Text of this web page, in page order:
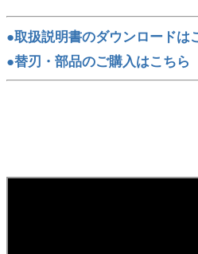
●取扱説明書のダウンロードは
●替刃・部品のご購入はこちら